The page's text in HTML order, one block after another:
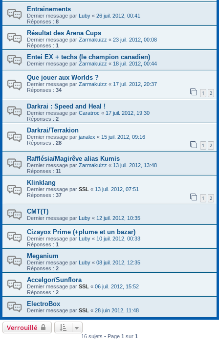
Entrainements
Dernier message par Luby « 26 juil. 2012, 00:41
Réponses : 8
Résultat des Arena Cups
Dernier message par Zarmakuizz « 23 juil. 2012, 00:08
Réponses : 1
Entei EX + techs (le champion canadien)
Dernier message par Zarmakuizz « 18 juil. 2012, 00:44
Que jouer aux Worlds ?
Dernier message par Zarmakuizz « 17 juil. 2012, 20:37
Réponses : 34 1 2
Darkrai : Speed and Heal !
Dernier message par Caratroc « 17 juil. 2012, 19:30
Réponses : 2
Darkrai/Terrakion
Dernier message par janalex « 15 juil. 2012, 09:16
Réponses : 28 1 2
Rafflésia/Magirêve alias Kumis
Dernier message par Zarmakuizz « 13 juil. 2012, 13:48
Réponses : 11
Klinklang
Dernier message par SSL « 13 juil. 2012, 07:51
Réponses : 37 1 2
CMT(T)
Dernier message par Luby « 12 juil. 2012, 10:35
Cizayox Prime (+plume et un bazar)
Dernier message par Luby « 10 juil. 2012, 00:33
Réponses : 1
Meganium
Dernier message par Luby « 08 juil. 2012, 12:35
Réponses : 2
Accelgor/Sunflora
Dernier message par SSL « 06 juil. 2012, 15:52
Réponses : 2
ElectroBox
Dernier message par SSL « 28 juin 2012, 11:48
Verrouillé
16 sujets • Page 1 sur 1